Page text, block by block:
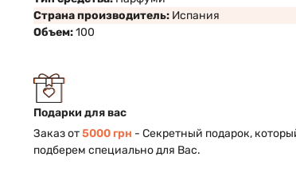
Страна производитель: Испания
Объем:100
Подарки для вас
Заказ от5000 грн - Секретный подарок,
подберем специально для Вас.